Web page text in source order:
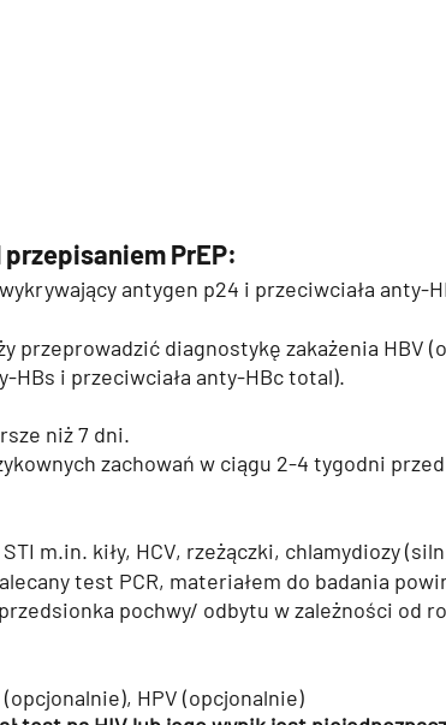
PrEP:
antygen p24 i przeciwciała anty-
przeprowadzić diagnostykę zakażenia HBV
HBs i przeciwciała anty-HBc total).
niż 7 dni.
zachowań w ciągu 2-4 tygodni
m.in. kiły, HCV, rzeżączki, chlamydiozy
test PCR, materiałem do badania
pochwy/ odbytu w zależności od
HPV (opcjonalnie)